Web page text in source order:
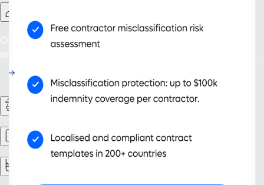
Contrata com confiança: protege-te contra os riscos de
erros de classificação em mais de 200 países e territórios.
Gestão de pessoal